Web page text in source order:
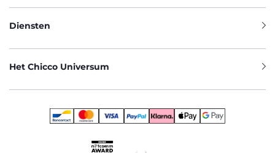
Diensten
Het Chicco Universum